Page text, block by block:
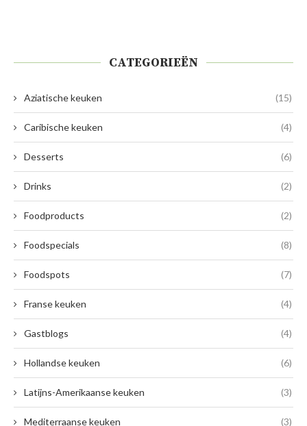
CATEGORIEËN
Aziatische keuken (15)
Caribische keuken (4)
Desserts (6)
Drinks (2)
Foodproducts (2)
Foodspecials (8)
Foodspots (7)
Franse keuken (4)
Gastblogs (4)
Hollandse keuken (6)
Latijns-Amerikaanse keuken (3)
Mediterraanse keuken (3)